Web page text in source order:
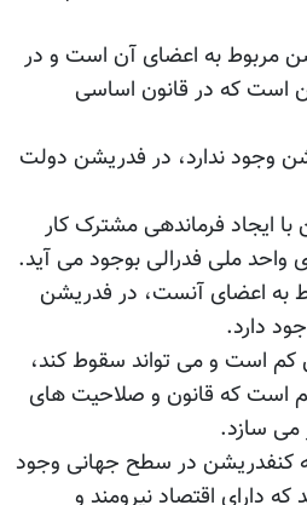
مربوط به اعضای آن است و در
است که در قانون اساسی
وجود ندارد، در فدریشن دولت
ایجاد فرماندهی مشترک کار
واحد ملی فدرالی بوجود می آید.
به اعضای آنست، در فدریشن
دارد.
است و می تواند سقوط کند،
است که قانون و صلاحیت های
می سازد.
کنفدریشن در سطح جهانی وجود
دارای اقتصاد نیرومند و